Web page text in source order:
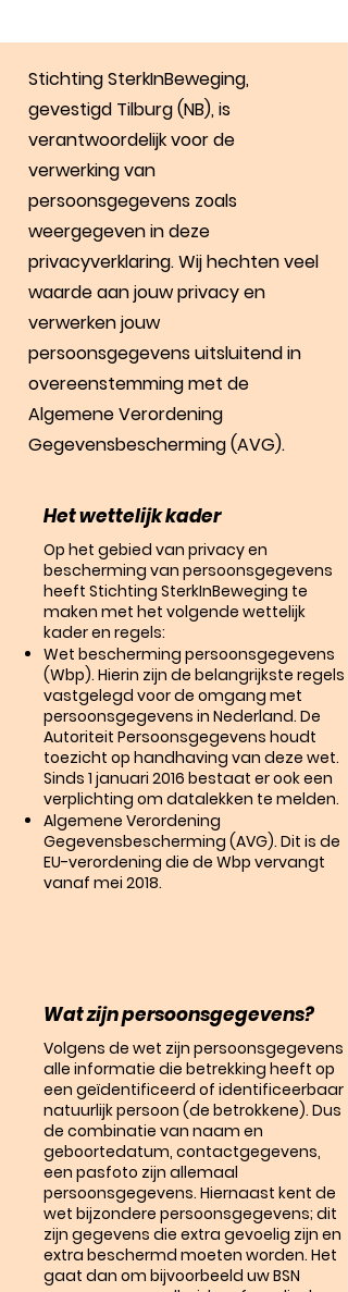
Stichting SterkInBeweging,
gevestigd Tilburg (NB), is
verantwoordelijk voor de
verwerking van
persoonsgegevens zoals
weergegeven in deze
privacyverklaring. Wij hechten veel
waarde aan jouw privacy en
verwerken jouw
persoonsgegevens uitsluitend in
overeenstemming met de
Algemene Verordening
Gegevensbescherming (AVG).
Het wettelijk kader
Op het gebied van privacy en
bescherming van persoonsgegevens
heeft Stichting SterkInBeweging te
maken met het volgende wettelijk
kader en regels:
Wet bescherming persoonsgegevens
(Wbp). Hierin zijn de belangrijkste regels
vastgelegd voor de omgang met
persoonsgegevens in Nederland. De
Autoriteit Persoonsgegevens houdt
toezicht op handhaving van deze wet.
Sinds 1 januari 2016 bestaat er ook een
verplichting om datalekken te melden.
Algemene Verordening
Gegevensbescherming (AVG). Dit is de
EU-verordening die de Wbp vervangt
vanaf mei 2018.
Wat zijn persoonsgegevens?
Volgens de wet zijn persoonsgegevens
alle informatie die betrekking heeft op
een geïdentificeerd of identificeerbaar
natuurlijk persoon (de betrokkene). Dus
de combinatie van naam en
geboortedatum, contactgegevens,
een pasfoto zijn allemaal
persoonsgegevens. Hiernaast kent de
wet bijzondere persoonsgegevens; dit
zijn gegevens die extra gevoelig zijn en
extra beschermd moeten worden. Het
gaat dan om bijvoorbeeld uw BSN